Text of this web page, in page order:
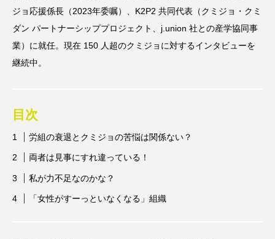
ジョ応援係長（2023年委嘱）、K2P2 共同代表（クミジョ・クミ
ダン パートナーシッププロジェクト、j.union 社との産学協同事
業）に就任。現在 150 人超のクミジョに対するインタビューを
継続中。
目次
労組の衰退とクミジョの苦悩は関係ない？
両者は見事にすれ違っている！
私が力不足なのかな？
「女性がすーっといなくなる」組織